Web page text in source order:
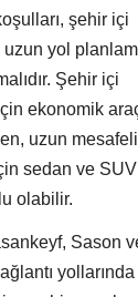
şehir içi
yol
Şehir içi
ekonomik
uzun mesafeli
sedan ve
olabilir.
Sason